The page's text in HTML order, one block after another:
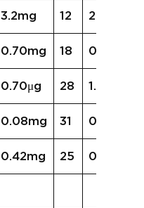
3.2mg 12 2.4mg
0.70mg 18 0.74mg
0.70μg 28 1.07μg
0.08mg 31 0.17mg
0.42mg 25 0.54mg